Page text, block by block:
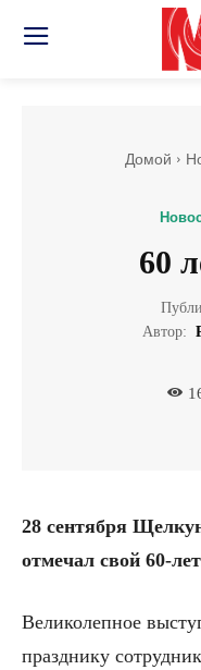
Домой
60
Автор:
28 сентября
отмечал свой 60-
Великолепное
празднику